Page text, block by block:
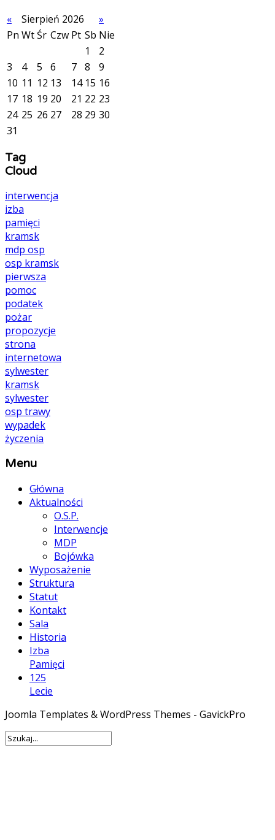
« Sierpień 2026
»
Pn WtŚr Czw Pt Sb Nie
1
2
3
4 5 6 7 8
9
10 11 12 13 14 15 16
17 18 19 20 21 22 23
24 25 26 27 28 29 30
31
Tag
Cloud
interwencja
izba
pamięci
kramsk
mdp osp
osp kramsk
pierwsza
pomoc
podatek
pożar
propozycje
strona
internetowa
sylwester
kramsk
sylwester
osp trawy
wypadek
życzenia
Menu
Główna
Aktualności
O.S.P.
Interwencje
MDP
Bojówka
Wyposażenie
Struktura
Statut
Kontakt
Sala
Historia
Izba
Pamięci
125
Lecie
Joomla Templates & WordPress Themes - GavickPro